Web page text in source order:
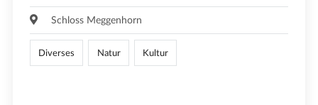
Schloss Meggenhorn
Diverses Natur Kultur